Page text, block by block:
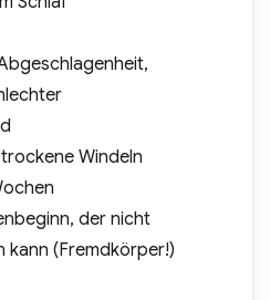
Windeln
der nicht
kann (Fremdkörper!)